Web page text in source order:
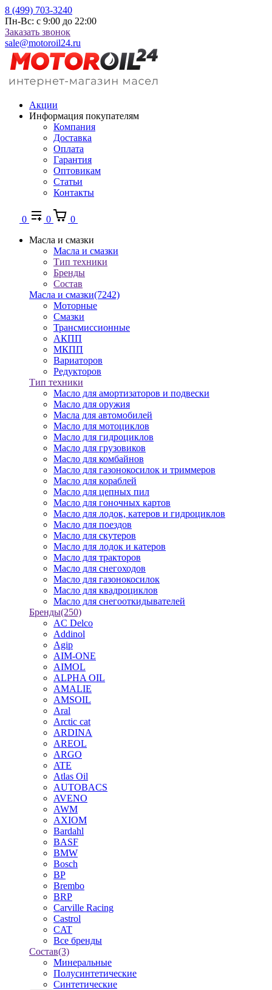
8 (499) 703-3240
Пн-Вс: с 9:00 до 22:00
Заказать звонок
sale@motoroil24.ru
Акции
Информация покупателям
Компания
Доставка
Оплата
Гарантия
Оптовикам
Статьи
Контакты
0 0
0
Масла и смазки
Масла и смазки
Тип техники
Бренды
Состав
Масла и смазки(7242)
Моторные
Смазки
Трансмиссионные
АКПП
МКПП
Вариаторов
Редукторов
Тип техники
Масло для амортизаторов и подвески
Масло для оружия
Масла для автомобилей
Масло для мотоциклов
Масло для гидроциклов
Масло для грузовиков
Масло для комбайнов
Масло для газонокосилок и триммеров
Масло для кораблей
Масло для цепных пил
Масло для гоночных картов
Масло для лодок, катеров и гидроциклов
Масло для поездов
Масло для скутеров
Масло для лодок и катеров
Масло для тракторов
Масло для снегоходов
Масло для газонокосилок
Масло для квадроциклов
Масло для снегооткидывателей
Бренды(250)
AC Delco
Addinol
Agip
AIM-ONE
AIMOL
ALPHA OIL
AMALIE
AMSOIL
Aral
Arctic cat
ARDINA
AREOL
ARGO
ATE
Atlas Oil
AUTOBACS
AVENO
AWM
AXIOM
Bardahl
BASF
BMW
Bosch
BP
Brembo
BRP
Carville Racing
Castrol
CAT
Все бренды
Состав(3)
Минеральные
Полусинтетические
Синтетические